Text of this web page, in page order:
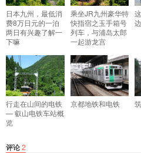
日本九州，最低消
费8万日元的一泊
两日有兴趣了解一
下嘛
乘坐JR九州豪华特
快指宿之玉手箱号
列车，与浦岛太郎
一起游龙宫
行走在山间的电铁
— 叡山电铁车站概
览
京都地铁和电铁
评论2